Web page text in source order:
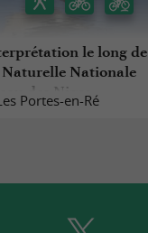
le long de
Naturelle Nationale
des Niges
Portes-en-Ré